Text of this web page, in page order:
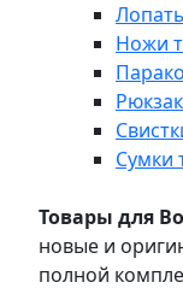
Ножи
Сумки
Товары для
новые и
полной